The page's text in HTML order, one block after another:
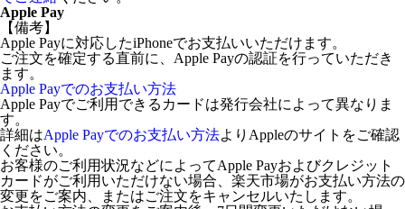
Apple Pay
【備考】
Apple Payに対応したiPhoneでお支払いいただけます。
ご注文を確定する直前に、Apple Payの認証を行っていただき
ます。
Apple Payでのお支払い方法
Apple Payでご利用できるカードは発行会社によって異なりま
す。
詳細はApple Payでのお支払い方法よりAppleのサイトをご確認
ください。
お客様のご利用状況などによってApple Payおよびクレジット
カードがご利用いただけない場合、楽天市場がお支払い方法の
変更をご案内、またはご注文をキャンセルいたします。